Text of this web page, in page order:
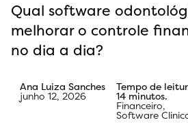
Qual software
melhorar o controle
no dia a dia?
Ana Luiza Sanches
junho 12, 2026
Tempo de
14 minutos.
Financeiro,
Software